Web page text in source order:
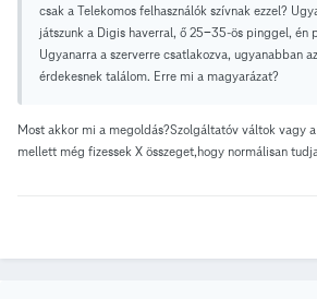
csak a Telekomos felhasználók szívnak ezzel?
játszunk a Digis haverral, ő 25-35-ös pinggel, én
Ugyanarra a szerverre csatlakozva, ugyanabban
érdekesnek találom. Erre mi a magyarázat?
Most akkor mi a megoldás?Szolgáltatóv váltok vagy
mellett még fizessek X összeget,hogy normálisan